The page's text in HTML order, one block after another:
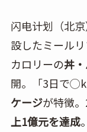
闪电计划（北
設したミール
カロリーの丼
開。「3日で
ケージが特徴
上1億元を達成。